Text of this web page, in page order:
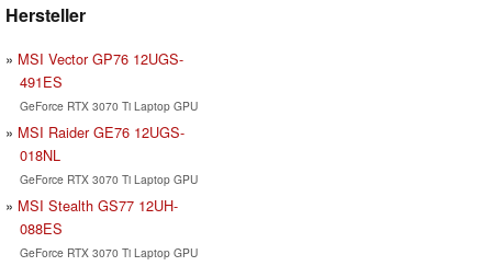
Hersteller
MSI Vector GP76 12UGS-
491ES
GeForce RTX 3070 Ti Laptop GPU
MSI Raider GE76 12UGS-
018NL
GeForce RTX 3070 Ti Laptop GPU
MSI Stealth GS77 12UH-
088ES
GeForce RTX 3070 Ti Laptop GPU